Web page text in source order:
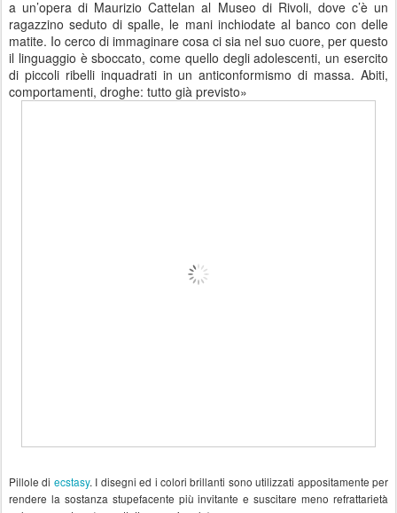
a un’opera di Maurizio Cattelan al Museo di Rivoli, dove c’è un
ragazzino seduto di spalle, le mani inchiodate al banco con delle
matite. Io cerco di immaginare cosa ci sia nel suo cuore, per questo
il linguaggio è sboccato, come quello degli adolescenti, un esercito
di piccoli ribelli inquadrati in un anticonformismo di massa. Abiti,
comportamenti, droghe: tutto già previsto»
Pillole di ecstasy. I disegni ed i colori brillanti sono utilizzati appositamente per
rendere la sostanza stupefacente più invitante e suscitare meno refrattarietà